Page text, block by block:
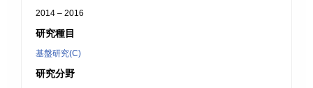
2014 – 2016
研究種目
基盤研究(C)
研究分野